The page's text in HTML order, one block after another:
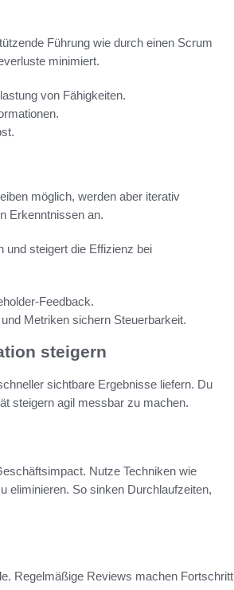
Führung wie durch einen Scrum
minimiert.
von Fähigkeiten.
möglich, werden aber iterativ
Erkenntnissen an.
und steigert die Effizienz bei
Metriken sichern Steuerbarkeit.
steigern
sichtbare Ergebnisse liefern. Du
steigern agil messbar zu machen.
Nutze Techniken wie
eliminieren. So sinken Durchlaufzeiten,
Regelmäßige Reviews machen Fortschritt